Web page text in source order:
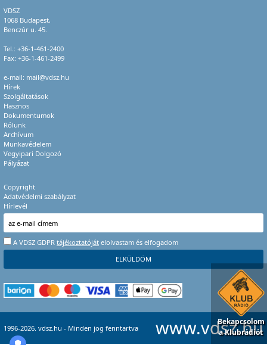
VDSZ
1068 Budapest,
Benczúr u. 45.
Tel.: +36-1-461-2400
Fax: +36-1-461-2499
e-mail: mail@vdsz.hu
Hírek
Szolgáltatások
Hasznos
Dokumentumok
Rólunk
Archívum
Munkavédelem
Vegyipari Dolgozó
Pályázat
Copyright
Adatvédelmi szabályzat
Hírlevél
A VDSZ GDPR tájékoztatóját elolvastam és elfogadom
1996-2026. vdsz.hu - Minden jog fenntartva www.vdsz.hu
Bekapcsolom
a Klubrádiót